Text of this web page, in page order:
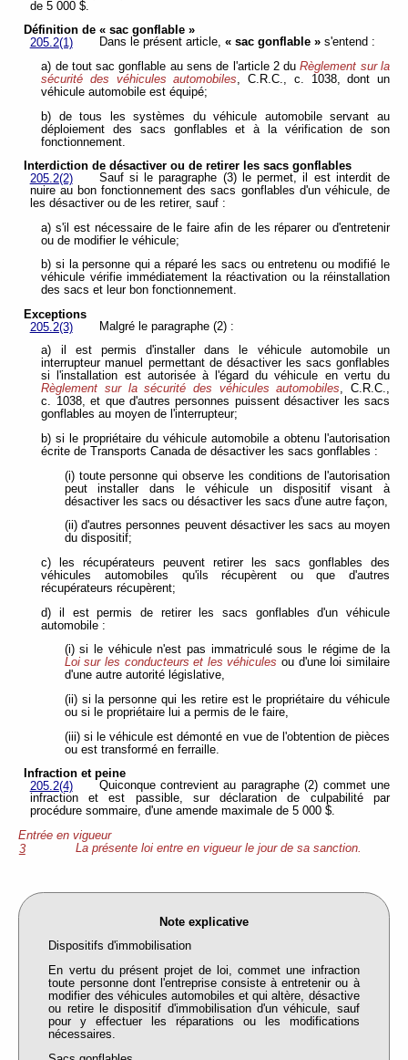
de 5 000 $.
Définition de « sac gonflable »
205.2(1)
Dans le présent article, « sac gonflable »s'entend :
a) de tout sac gonflable au sens de l'article 2 duRèglement sur la
sécurité des véhicules automobiles, C.R.C., c. 1038, dont un
véhicule automobile est équipé;
b) de tous les systèmes du véhicule automobile servant au
déploiement des sacs gonflables et à la vérification de son
fonctionnement.
Interdiction de désactiver ou de retirer les sacs gonflables
205.2(2)
Sauf si le paragraphe (3) le permet, il est interdit de
nuire au bon fonctionnement des sacs gonflables d'un véhicule, de
les désactiver ou de les retirer, sauf :
a) s'il est nécessaire de le faire afin de les réparer ou d'entretenir
ou de modifier le véhicule;
b) si la personne qui a réparé les sacs ou entretenu ou modifié le
véhicule vérifie immédiatement la réactivation ou la réinstallation
des sacs et leur bon fonctionnement.
Exceptions
205.2(3)
Malgré le paragraphe (2) :
a) il est permis d'installer dans le véhicule automobile un
interrupteur manuel permettant de désactiver les sacs gonflables
si l'installation est autorisée à l'égard du véhicule en vertu du
Règlement sur la sécurité des véhicules automobiles, C.R.C.,
c. 1038, et que d'autres personnes puissent désactiver les sacs
gonflables au moyen de l'interrupteur;
b) si le propriétaire du véhicule automobile a obtenu l'autorisation
écrite de Transports Canada de désactiver les sacs gonflables :
(i) toute personne qui observe les conditions de l'autorisation
peut installer dans le véhicule un dispositif visant à
désactiver les sacs ou désactiver les sacs d'une autre façon,
(ii) d'autres personnes peuvent désactiver les sacs au moyen
du dispositif;
c) les récupérateurs peuvent retirer les sacs gonflables des
véhicules automobiles qu'ils récupèrent ou que d'autres
récupérateurs récupèrent;
d) il est permis de retirer les sacs gonflables d'un véhicule
automobile :
(i) si le véhicule n'est pas immatriculé sous le régime de la
Loi sur les conducteurs et les véhicules ou d'une loi similaire
d'une autre autorité législative,
(ii) si la personne qui les retire est le propriétaire du véhicule
ou si le propriétaire lui a permis de le faire,
(iii) si le véhicule est démonté en vue de l'obtention de pièces
ou est transformé en ferraille.
Infraction et peine
205.2(4)
Quiconque contrevient au paragraphe (2) commet une
infraction et est passible, sur déclaration de culpabilité par
procédure sommaire, d'une amende maximale de 5 000 $.
Entrée en vigueur
3
La présente loi entre en vigueur le jour de sa sanction.
Note explicative
Dispositifs d'immobilisation
En vertu du présent projet de loi, commet une infraction
toute personne dont l'entreprise consiste à entretenir ou à
modifier des véhicules automobiles et qui altère, désactive
ou retire le dispositif d'immobilisation d'un véhicule, sauf
pour y effectuer les réparations ou les modifications
nécessaires.